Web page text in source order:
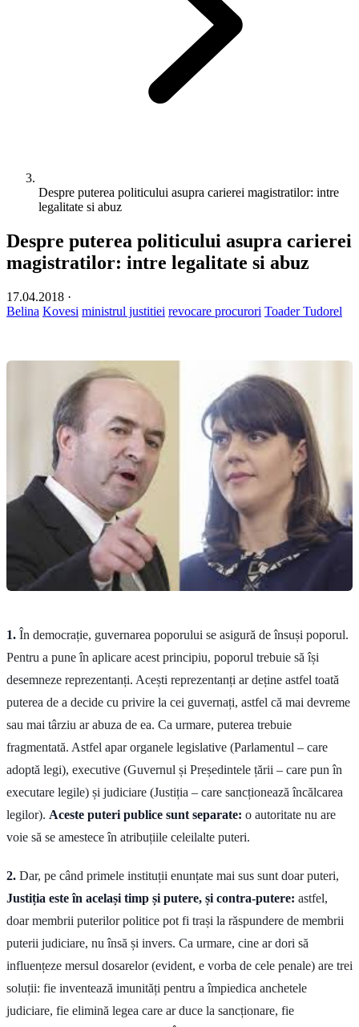
Despre puterea politicului asupra carierei magistratilor: intre
legalitate si abuz
Despre puterea politicului asupra carierei
magistratilor: intre legalitate si abuz
17.04.2018 ·
Belina Kovesi ministrul justitiei revocare procurori Toader Tudorel
1. În democrație, guvernarea poporului se asigură de însuși poporul.
Pentru a pune în aplicare acest principiu, poporul trebuie să își
desemneze reprezentanți. Acești reprezentanți ar deține astfel toată
puterea de a decide cu privire la cei guvernați, astfel că mai devreme
sau mai târziu ar abuza de ea. Ca urmare, puterea trebuie
fragmentată. Astfel apar organele legislative (Parlamentul – care
adoptă legi), executive (Guvernul și Președintele țării – care pun în
executare legile) și judiciare (Justiția – care sancționează încălcarea
legilor). Aceste puteri publice sunt separate: o autoritate nu are
voie să se amestece în atribuțiile celeilalte puteri.
2. Dar, pe când primele instituții enunțate mai sus sunt doar puteri,
Justiția este în același timp și putere, și contra-putere: astfel,
doar membrii puterilor politice pot fi trași la răspundere de membrii
puterii judiciare, nu însă și invers. Ca urmare, cine ar dori să
influențeze mersul dosarelor (evident, e vorba de cele penale) are trei
soluții: fie inventează imunități pentru a împiedica anchetele
judiciare, fie elimină legea care ar duce la sancționare, fie